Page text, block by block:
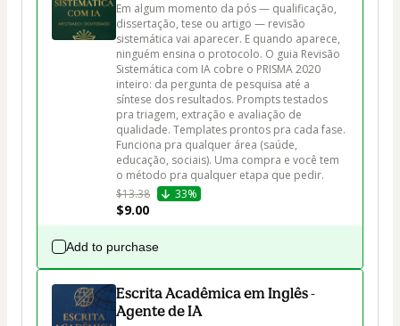
Em algum momento da pós — qualificação,
dissertação, tese ou artigo — revisão
sistemática vai aparecer. E quando aparece,
ninguém ensina o protocolo. O guia Revisão
Sistemática com IA cobre o PRISMA 2020
inteiro: da pergunta de pesquisa até a
síntese dos resultados. Prompts testados
pra triagem, extração e avaliação de
qualidade. Templates prontos pra cada fase.
Funciona pra qualquer área (saúde,
educação, sociais). Uma compra e você tem
o método pra qualquer etapa que pedir.
$13.38
33%
$9.00
Add to purchase
Escrita Acadêmica em Inglês -
Agente de IA